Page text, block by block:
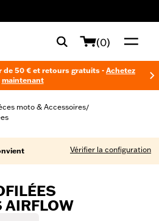
(0)
de 50 € et retours gratuits - Achetez
maintenant
moto & Accessoires/
Vérifier la configuration
AIRFLOW